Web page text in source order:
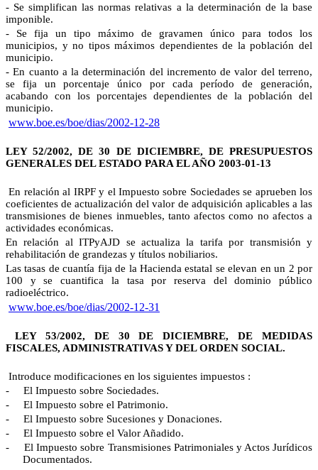
- Se simplifican las normas relativas a la determinación de la base
imponible.
- Se fija un tipo máximo de gravamen único para todos los
municipios, y no tipos máximos dependientes de la población del
municipio.
- En cuanto a la determinación del incremento de valor del terreno,
se fija un porcentaje único por cada período de generación,
acabando con los porcentajes dependientes de la población del
municipio.
www.boe.es/boe/dias/2002-12-28
LEY 52/2002, DE 30 DE DICIEMBRE, DE PRESUPUESTOS
GENERALES DEL ESTADO PARA EL AÑO 2003-01-13
En relación al IRPF y el Impuesto sobre Sociedades se aprueben los
coeficientes de actualización del valor de adquisición aplicables a las
transmisiones de bienes inmuebles, tanto afectos como no afectos a
actividades económicas.
En relación al ITPyAJD se actualiza la tarifa por transmisión y
rehabilitación de grandezas y títulos nobiliarios.
Las tasas de cuantía fija de la Hacienda estatal se elevan en un 2 por
100 y se cuantifica la tasa por reserva del dominio público
radioeléctrico.
www.boe.es/boe/dias/2002-12-31
LEY 53/2002, DE 30 DE DICIEMBRE, DE MEDIDAS
FISCALES, ADMINISTRATIVAS Y DEL ORDEN SOCIAL.
Introduce modificaciones en los siguientes impuestos :
-
El Impuesto sobre Sociedades.
-
El Impuesto sobre el Patrimonio.
-
El Impuesto sobre Sucesiones y Donaciones.
-
El Impuesto sobre el Valor Añadido.
-
El Impuesto sobre Transmisiones Patrimoniales y Actos Jurídicos
Documentados.